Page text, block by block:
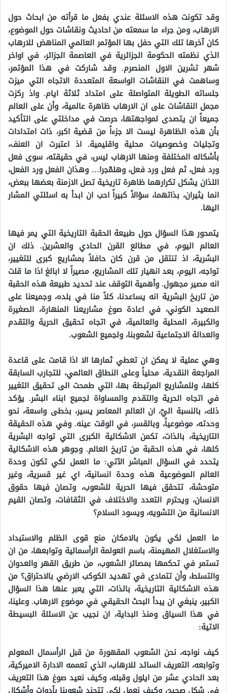
وقد تكونت هذه الاسئلة عندي بفعل ما قرأته من ابحاث حول
الارهاب، ومن جراء ما سمعته من احاديث ونقاشات حول الموضوع،
كان آخرها تلك التي حفل بها المؤتمر العالمي المناهض للارهاب
الذي نظمته الحكومة الجزائرية في العاصمة الجزائر، في اواخر
شهر تشرين الاول المنصرم. وقد شاركت في هذا المؤتمر،
وساهمت في النقاشات الواسعة المتعددة الاتجاه التي ميزت
جلساته الطويلة المتواصلة على امتداد ثلاثة ايام. واذ ركزت
مجمل النقاشات على ان الارهاب ظاهرة عالمية، وأن على العالم
جميعاً ان يتصدى لمواجهتها، حرصت في مداخلتي على التأكيد
بأن هذه الظاهرة ليست الا جزءاً من قضية اكبر، ذات امتدادات
وتجليات وخصوصيات محلية واقليمية. اذ اعتبرت ان العنف،
بأشكاله المختلفة ومنها الارهاب ليس، في حقيقته، سوى فعل
ورد فعل، ثم فعل ورد فعل، وهلمّجرا… وهذان الفعل ورد الفعل،
اللذان يشكل تكرارهما ظاهرة تاريخية تصل الازمنة بعضها ببعض،
انما يثيران، بذاتهما، سؤالاً كبيراً احب ان ابدأ به اسئلتي المشار
اليها.
يتمحور هذا السؤال حول طبيعة الحقبة التاريخية التي يمر فيها
العالم اليوم، في مطالع القرن الحادي والعشرين. ذلك ان
البشرية، اذ تنتقل من قرن كان حافلاً بمشاريع كبرى للتغيير،
تواجه، اليوم، بعد انهيار تلك المشاريع، مصيراً لا ابالغ اذا ما قلت
انه مصير مجهول. وأهمية التوقف عند تحديد طبيعة هذه الحقبة
من تاريخ البشرية انه يساعدنا، كلاً منا في بلده، وجميعنا على
الصعيد الكوني، في اعادة صوغ مشاريعنا المنهارة، الصغيرة
والكبيرة، المحلية والعالمية، في اتجاه تحقيق الحرية والتقدم
والعدالة الاجتماعية لشعوبنا، ولجميع الشعوب.
وهي عملية لا يمكن ان تعطي ثمارها الا اذا قامت على قاعدة
المراجعة النقدية، محلياً وعلى النطاق العالمي، للتجارب السابقة
كلها، وللمشاريع المرتبطة بها، التي طمحت الى تحقيق التغيير
في اتجاه الحرية والتقدم والمساواة لجميع ابناء البشر. يؤكد
ذلك، بالنسبة اليّ، ان العالم المعاصر يسير، بخطى واسعة، نحو
وحدته، موضوعياً، وبالقسر، في الوقت عينه. وفي هذه الحقيقة
التاريخية، بالذات، تكمن الاشكالية الكبرى التي تواجه البشرية
كلها، في هذه الحقبة من تاريخ العالم. وجوهر هذه الاشكالية
يتحدد في السؤال المباشر الآتي: ما العمل لكي تكون وحدة
العالم الموضوعية هذه وحدة انسانية، اي غير قسرية، وغير
متوحشة، تتحقق فيها الحرية للشعوب، وتصان فيها حقوق
الانسان، ويحترم التعدد والاختلاف في الثقافات، وتصان القيم
الانسانية من التشويه، ويسود السلام؟
ما العمل لكي يكون بالامكان منع قوى الظلم والاستبداد
والاستغلال المهيمنة، باسم العولمة الرأسمالية وتوابعها، من ان
تستمر في تحكمها بمصائر الشعوب، من طريق القهر والعدوان
والتسلط، وأن تتمادى في تهديد الكوكب الارضي بالاحتراق؟ من
هذه الاشكالية التاريخية، بالذات، التي يعبر عنها هذا السؤال
الكبير، ينبغي ان يبدأ البحث الحقيقي في موضوع الارهاب. وعلينا،
في هذا السياق ومنذ البداية، ان نجيب عن الاسئلة البسيطة
الاتية:
كيف نواجه، نحن الشعوب المقهورة من قبل الرأسمال المعولم
وتوابعه، التعريف السائد للارهاب، الذي تعممه الادارة الاميركية،
بعد الحادي عشر من ايلول وقبله، وكيف نعيد صوغ هذا التعريف